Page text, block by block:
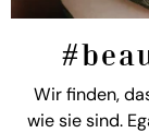
Wir finden,
wie sie sind.